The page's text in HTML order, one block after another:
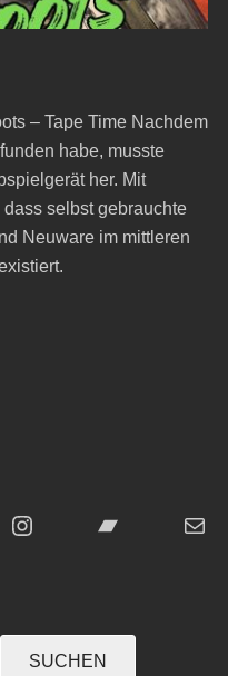
– Tape Time Nachdem
habe, musste
her. Mit
selbst gebrauchte
Neuware im mittleren
InstagramBandcampE-Mail
SUCHEN